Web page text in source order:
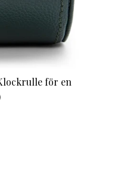
för en